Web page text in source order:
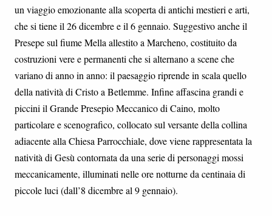
un viaggio emozionante alla scoperta di antichi mestieri e arti,
che si tiene il 26 dicembre e il 6 gennaio. Suggestivo anche il
Presepe sul fiume Mella allestito a Marcheno, costituito da
costruzioni vere e permanenti che si alternano a scene che
variano di anno in anno: il paesaggio riprende in scala quello
della natività di Cristo a Betlemme. Infine affascina grandi e
piccini il Grande Presepio Meccanico di Caino, molto
particolare e scenografico, collocato sul versante della collina
adiacente alla Chiesa Parrocchiale, dove viene rappresentata la
natività di Gesù contornata da una serie di personaggi mossi
meccanicamente, illuminati nelle ore notturne da centinaia di
piccole luci (dall’8 dicembre al 9 gennaio).